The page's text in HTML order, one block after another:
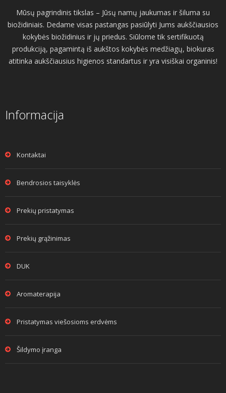
Mūsų pagrindinis tikslas – Jūsų namų jaukumas ir šiluma su
biožidiniais. Dedame visas pastangas pasiūlyti Jums aukščiausios
kokybės biožidinius ir jų priedus. Siūlome tik sertifikuotą
produkciją, pagamintą iš aukštos kokybės medžiagų, biokuras
atitinka aukščiausius higienos standartus ir yra visiškai organinis!
Informacija
Kontaktai
Bendrosios taisyklės
Prekių pristatymas
Prekių grąžinimas
DUK
Aromaterapija
Pristatymas viešosioms erdvėms
Šildymo įranga